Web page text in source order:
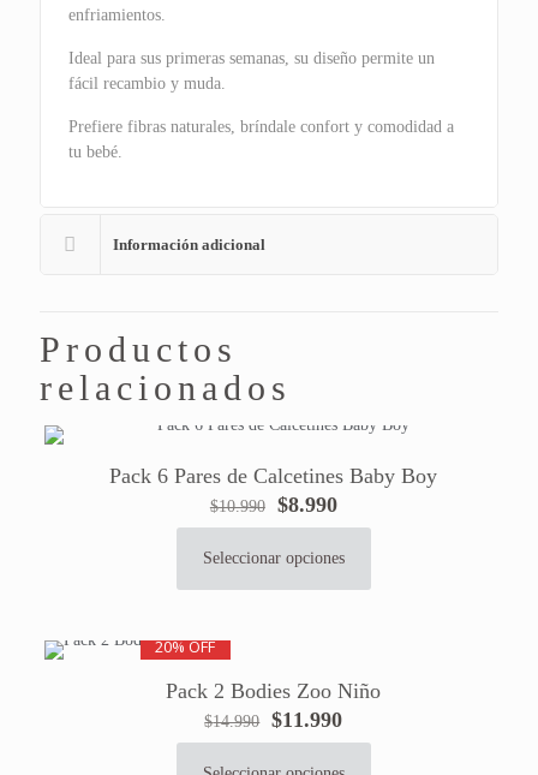
enfriamientos.
Ideal para sus primeras semanas, su diseño permite un
fácil recambio y muda.
Prefiere fibras naturales, bríndale confort y comodidad a
tu bebé.
Información adicional
Productos
relacionados
Pack 6 Pares de Calcetines Baby Boy
$10.990
El
precio
original
$8.990El
precio
actual
Seleccionar opciones
producto
múltiples
Las
opciones
se
pueden
20% OFF
Pack 2 Bodies Zoo Niño
$14.990
El
precio
original
$11.990El
precio
actual